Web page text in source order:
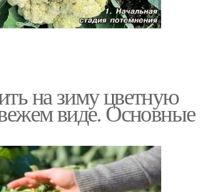
на зиму цветную
виде. Основные